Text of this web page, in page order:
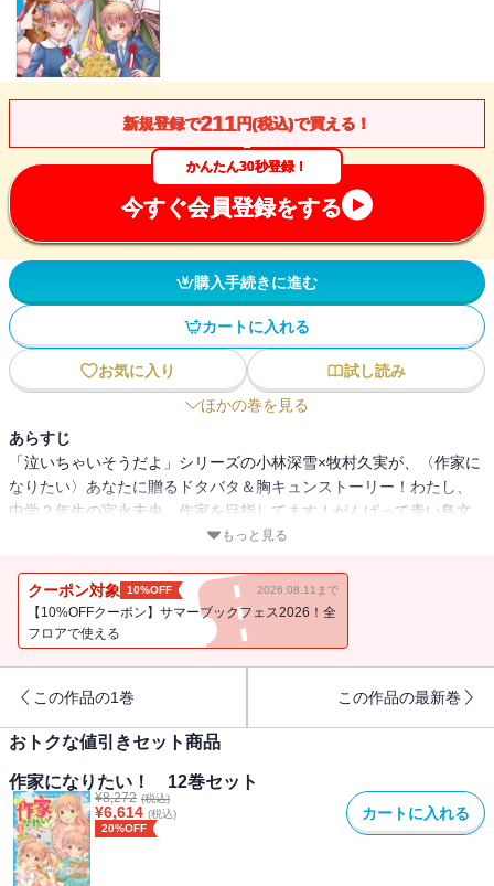
新規登録で211 円(税込)で買える！
かんたん30秒登録！
今すぐ会員登録をする
購入手続きに進む
カートに入れる
お気に入り
試し読み
ほかの巻を見る
あらすじ
「泣いちゃいそうだよ」シリーズの小林深雪×牧村久実が、〈作家に
なりたい〉あなたに贈るドタバタ＆胸キュンストーリー！わたし、
中学２年生の宮永未央、作家を目指してます！がんばって青い鳥文
庫新人賞に応募したけど、第一次選考までいって落選。大賞を受賞
家族５人で講談社やってきた未央は、初めての出版社に大興奮。本
物の編集者さんにも会えてうれしい反面、自分の才能に劣等感を抱
いて複雑な気持ち……。さらには、あこがれの雪人さんをねらう超
いてます！＜小学中級から すべての漢字にふりがなつき＞
もっと見る
クーポン対象 10%OFF 2026.08.11まで
【10%OFFクーポン】サマーブックフェス2026！全
フロアで使える
この作品の1巻 この作品の最新巻
おトクな値引きセット商品
作家になりたい！ 12巻セット
¥8,272 (税込)
¥6,614 (税込)
20%OFF
カートに入れる